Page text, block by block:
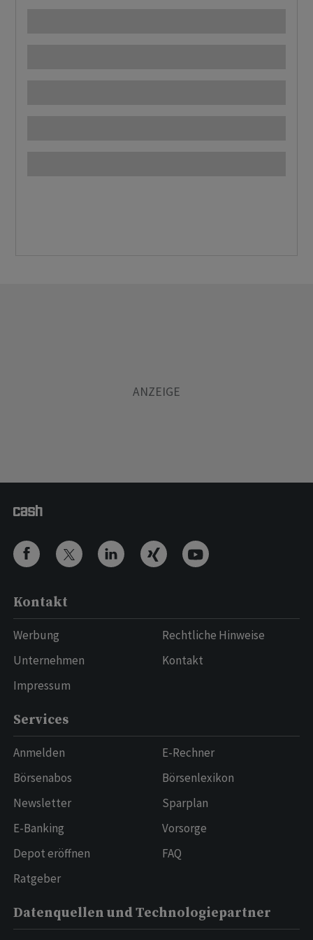
Kontakt
Werbung
Unternehmen
Impressum
Rechtliche Hinweise
Kontakt
Services
Anmelden
Börsenabos
Newsletter
E-Banking
Depot eröffnen
Ratgeber
E-Rechner
Börsenlexikon
Sparplan
Vorsorge
FAQ
Datenquellen und Technologiepartner